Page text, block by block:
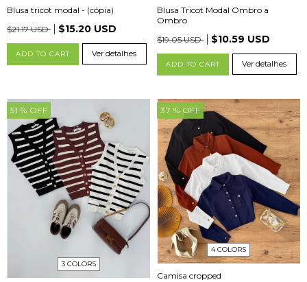
Blusa tricot modal - (cópia)
$21.17 USD
$15.20 USD
ADD TO CART Ver detalhes
Blusa Tricot Modal Ombro a
Ombro
$19.05 USD
$10.59 USD
ADD TO CART Ver detalhes
51 % OFF
3 COLORS
37 % OFF
4 COLORS
Camisa cropped